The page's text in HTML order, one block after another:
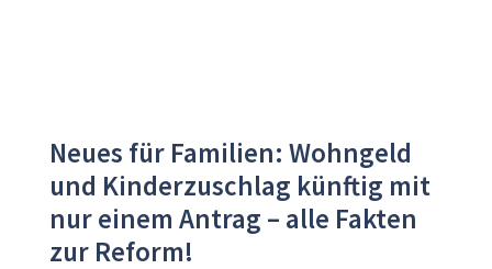
Neues für Familien: Wohngeld
und Kinderzuschlag künftig mit
nur einem Antrag – alle Fakten
zur Reform!